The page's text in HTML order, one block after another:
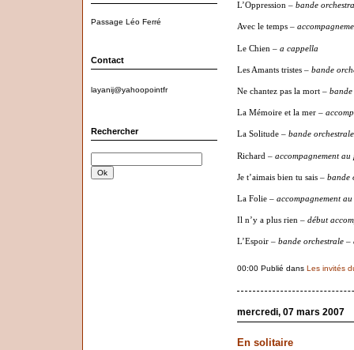
Passage Léo Ferré
Contact
layanij@yahoopointfr
Rechercher
L’Oppression – bande
Avec le temps –
Le Chien – a cappella
Les Amants tristes – bande
Ne chantez pas la mort – bande
La Mémoire et la mer –
La Solitude – bande
Richard – accompagnement au
Je t’aimais bien tu sais – bande
La Folie – accompagnement
Il n’y a plus rien – début
L’Espoir – bande orchestrale –
00:00 Publié dans Les invités
mercredi, 07 mars 2007
En solitaire